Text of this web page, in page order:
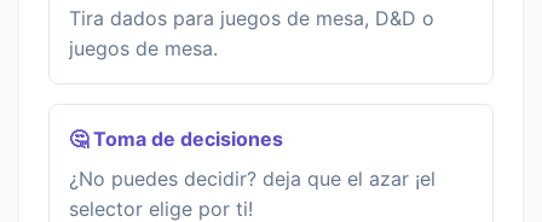
Tira dados para juegos de mesa, D&D o
juegos de mesa.
🤔 Toma de decisiones
¿No puedes decidir? deja que el azar ¡el
selector elige por ti!